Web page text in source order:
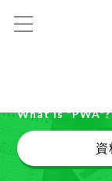
What is "PWA"?
資